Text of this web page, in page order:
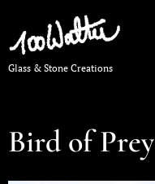
Glass & Stone Creations
Bird of Prey